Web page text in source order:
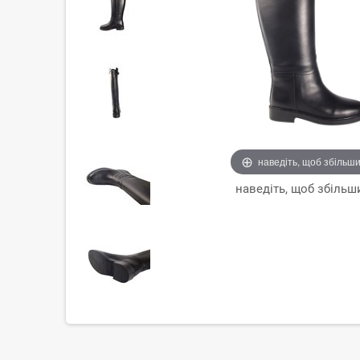
наведіть, щоб
наведіть, щоб